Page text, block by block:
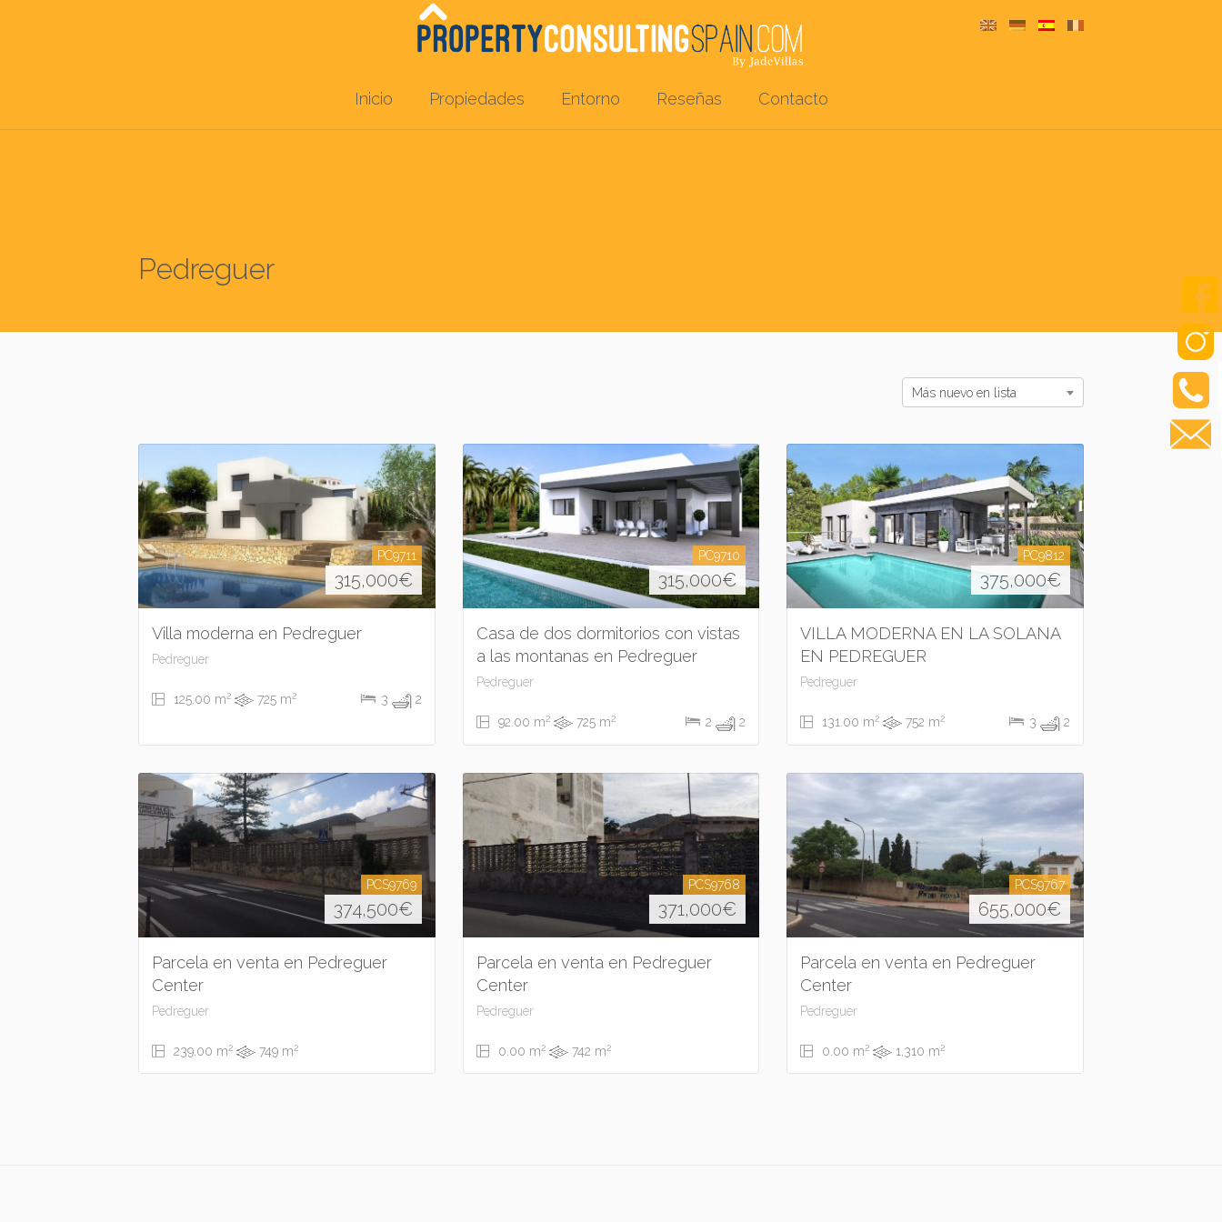
Inicio Propiedades Entorno Reseñas Contacto
Pedreguer
Más nuevo en lista
PC9711
315,000€
Villa moderna en Pedreguer
Pedreguer
125.00 m2 725 m2 3 2
PC9710
315,000€
Casa de dos dormitorios con vistas
a las montanas en Pedreguer
Pedreguer
92.00 m2 725 m2 2 2
PC9812
375,000€
VILLA MODERNA EN LA SOLANA
EN PEDREGUER
Pedreguer
131.00 m2 752 m2 3 2
PCS9769
374,500€
Parcela en venta en Pedreguer
Center
Pedreguer
239.00 m2 749 m2
PCS9768
371,000€
Parcela en venta en Pedreguer
Center
Pedreguer
0.00 m2 742 m2
PCS9767
655,000€
Parcela en venta en Pedreguer
Center
Pedreguer
0.00 m2 1,310 m2